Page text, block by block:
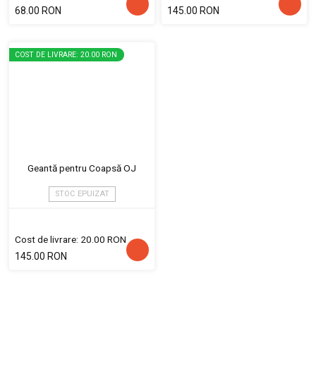
68.00 RON
145.00 RON
COST DE LIVRARE: 20.00 RON
Geantă pentru Coapsă OJ
STOC EPUIZAT
Cost de livrare: 20.00 RON
145.00 RON